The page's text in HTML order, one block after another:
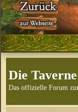
Die
Das offizielle Forum